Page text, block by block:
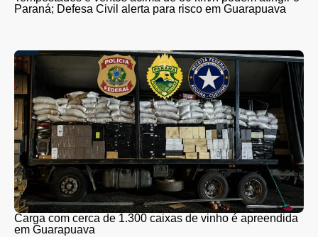
Paraná; Defesa Civil alerta para risco em Guarapuava
Carga com cerca de 1.300 caixas de vinho é apreendida
em Guarapuava